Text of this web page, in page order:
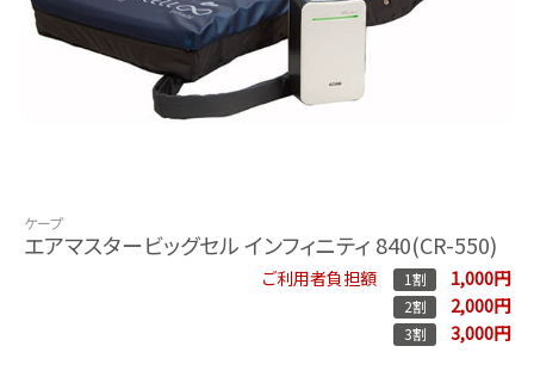
ケープ
エアマスタービッグセル インフィニティ 840(CR-550)
ご利用者負担額 1割 1,000円
2割 2,000円
3割 3,000円